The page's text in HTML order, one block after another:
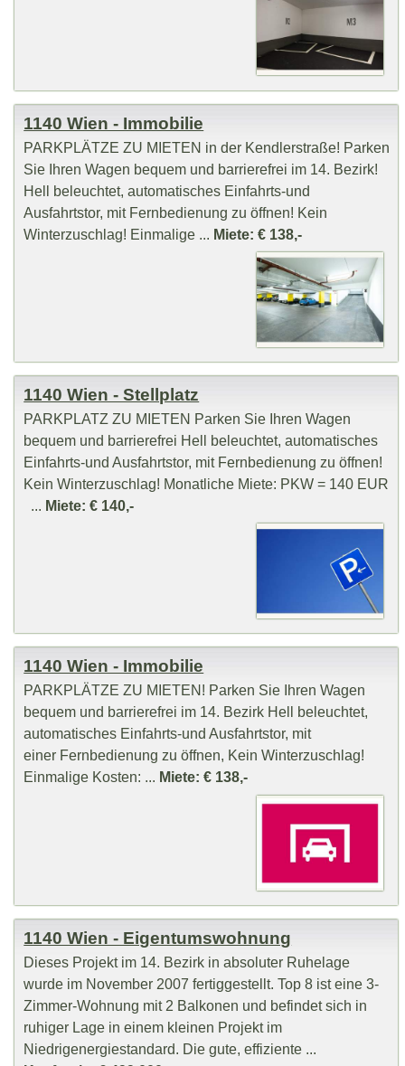
1140 Wien - Immobilie
PARKPLÄTZE ZU MIETEN in der Kendlerstraße! Parken
Sie Ihren Wagen bequem und barrierefrei im 14. Bezirk!
Hell beleuchtet, automatisches Einfahrts-und
Ausfahrtstor, mit Fernbedienung zu öffnen! Kein
Winterzuschlag! Einmalige ... Miete: € 138,-
1140 Wien - Stellplatz
PARKPLATZ ZU MIETEN Parken Sie Ihren Wagen
bequem und barrierefrei Hell beleuchtet, automatisches
Einfahrts-und Ausfahrtstor, mit Fernbedienung zu öffnen!
Kein Winterzuschlag! Monatliche Miete: PKW = 140 EUR
... Miete: € 140,-
1140 Wien - Immobilie
PARKPLÄTZE ZU MIETEN! Parken Sie Ihren Wagen
bequem und barrierefrei im 14. Bezirk Hell beleuchtet,
automatisches Einfahrts-und Ausfahrtstor, mit
einer Fernbedienung zu öffnen, Kein Winterzuschlag!
Einmalige Kosten: ... Miete: € 138,-
1140 Wien - Eigentumswohnung
Dieses Projekt im 14. Bezirk in absoluter Ruhelage
wurde im November 2007 fertiggestellt. Top 8 ist eine 3-
Zimmer-Wohnung mit 2 Balkonen und befindet sich in
ruhiger Lage in einem kleinen Projekt im
Niedrigenergiestandard. Die gute, effiziente ...